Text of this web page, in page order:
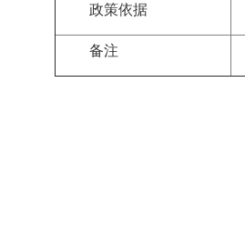
政策依据
备注